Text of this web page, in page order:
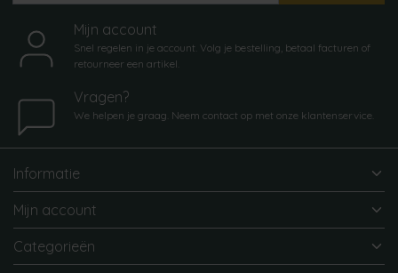
Mijn account
Snel regelen in je account. Volg je bestelling, betaal facturen of
retourneer een artikel.
Vragen?
We helpen je graag. Neem contact op met onze klantenservice.
Informatie
Mijn account
Categorieën